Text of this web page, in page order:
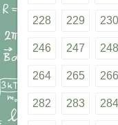
228 229 230
246 247 248
264 265 266
282 283 284